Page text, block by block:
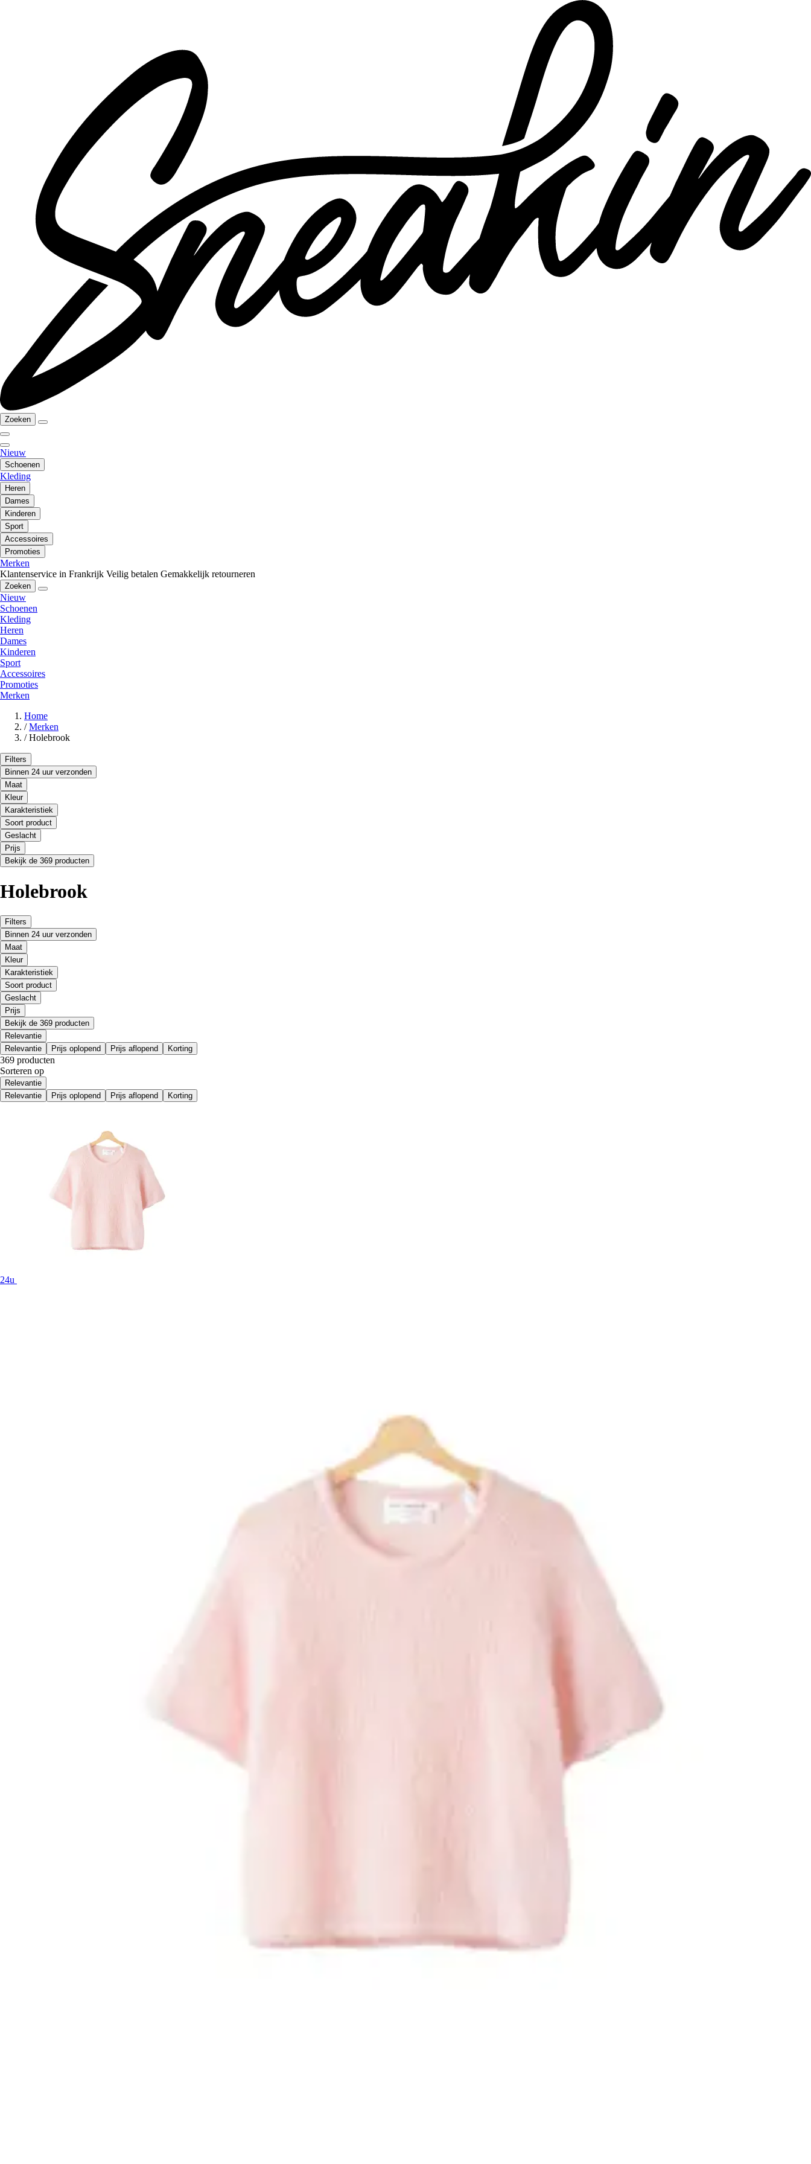
Zoeken
Nieuw
Schoenen
Kleding
Heren
Dames
Kinderen
Sport
Accessoires
Promoties
Merken
Klantenservice in Frankrijk Veilig betalen Gemakkelijk retourneren
Zoeken
Nieuw
Schoenen
Kleding
Heren
Dames
Kinderen
Sport
Accessoires
Promoties
Merken
Home
/ Merken
/ Holebrook
Filters
Binnen 24 uur verzonden
Maat
Kleur
Karakteristiek
Soort product
Geslacht
Prijs
Bekijk de 369 producten
Holebrook
Filters
Binnen 24 uur verzonden
Maat
Kleur
Karakteristiek
Soort product
Geslacht
Prijs
Bekijk de 369 producten
Relevantie
Relevantie
Prijs oplopend Prijs aflopend Korting
369 producten
Sorteren op
Relevantie
Relevantie
Prijs oplopend Prijs aflopend Korting
24u